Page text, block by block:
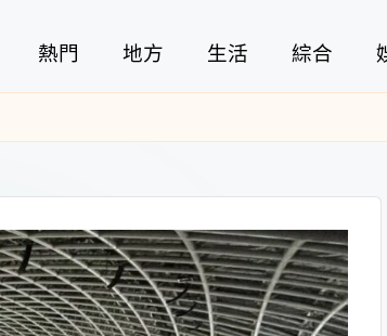
熱門 地方 生活 綜合